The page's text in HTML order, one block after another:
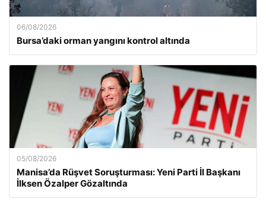
06/08/2026
Bursa’daki orman yangını kontrol altında
05/08/2026
Manisa’da Rüşvet Soruşturması: Yeni Parti İl Başkanı
İlksen Özalper Gözaltında